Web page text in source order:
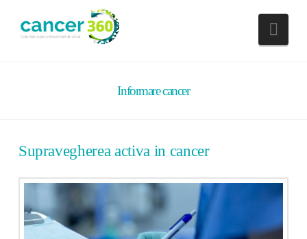
Informare cancer
Supravegherea activa in cancer